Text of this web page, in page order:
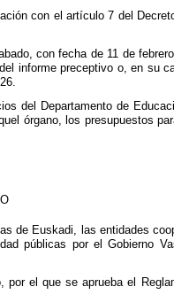
con el artículo 7 del
con fecha de 11 de
informe preceptivo o, en su
del Departamento de
órgano, los presupuestos
de Euskadi, las entidades
públicas por el Gobierno
el que se aprueba el